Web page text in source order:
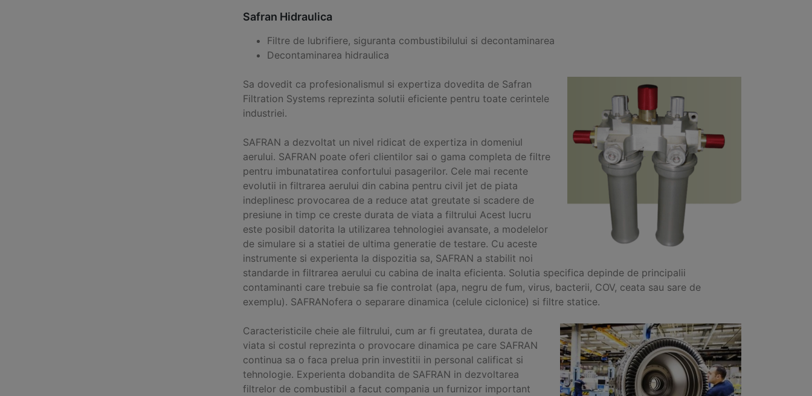
Safran Hidraulica
Filtre de lubrifiere, siguranta combustibilului si decontaminarea
Decontaminarea hidraulica
Sa dovedit ca profesionalismul si expertiza dovedita de Safran
Filtration Systems reprezinta solutii eficiente pentru toate cerintele
industriei.
SAFRAN a dezvoltat un nivel ridicat de expertiza in domeniul
aerului. SAFRAN poate oferi clientilor sai o gama completa de filtre
pentru imbunatatirea confortului pasagerilor. Cele mai recente
evolutii in filtrarea aerului din cabina pentru civil jet de piata
indeplinesc provocarea de a reduce atat greutate si scadere de
presiune in timp ce creste durata de viata a filtrului Acest lucru
este posibil datorita la utilizarea tehnologiei avansate, a modelelor
de simulare si a statiei de ultima generatie de testare. Cu aceste
instrumente si experienta la dispozitia sa, SAFRAN a stabilit noi
standarde in filtrarea aerului cu cabina de inalta eficienta. Solutia specifica depinde de principalii
contaminanti care trebuie sa fie controlat (apa, negru de fum, virus, bacterii, COV, ceata sau sare de
exemplu). SAFRANofera o separare dinamica (celule ciclonice) si filtre statice.
Caracteristicile cheie ale filtrului, cum ar fi greutatea, durata de
viata si costul reprezinta o provocare dinamica pe care SAFRAN
continua sa o faca prelua prin investitii in personal calificat si
tehnologie. Experienta dobandita de SAFRAN in dezvoltarea
filtrelor de combustibil a facut compania un furnizor important